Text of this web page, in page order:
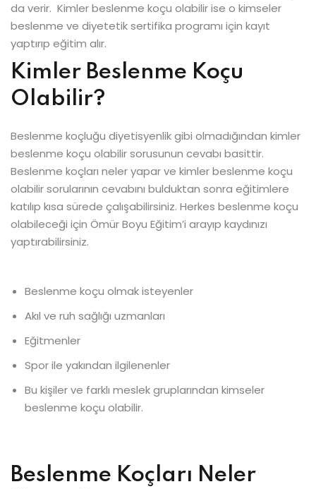
da verir. Kimler beslenme koçu olabilir ise o kimseler
beslenme ve diyetetik sertifika programı için kayıt
yaptırıp eğitim alır.
Kimler Beslenme Koçu
Olabilir?
Beslenme koçluğu diyetisyenlik gibi olmadığından kimler
beslenme koçu olabilir sorusunun cevabı basittir.
Beslenme koçları neler yapar ve kimler beslenme koçu
olabilir sorularının cevabını bulduktan sonra eğitimlere
katılıp kısa sürede çalışabilirsiniz. Herkes beslenme koçu
olabileceği için Ömür Boyu Eğitim’i arayıp kaydınızı
yaptırabilirsiniz.
Beslenme koçu olmak isteyenler
Akıl ve ruh sağlığı uzmanları
Eğitmenler
Spor ile yakından ilgilenenler
Bu kişiler ve farklı meslek gruplarından kimseler
beslenme koçu olabilir.
Beslenme Koçları Neler